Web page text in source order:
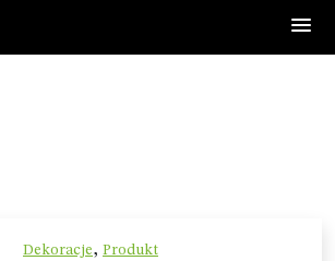
Dekoracje, Produkt